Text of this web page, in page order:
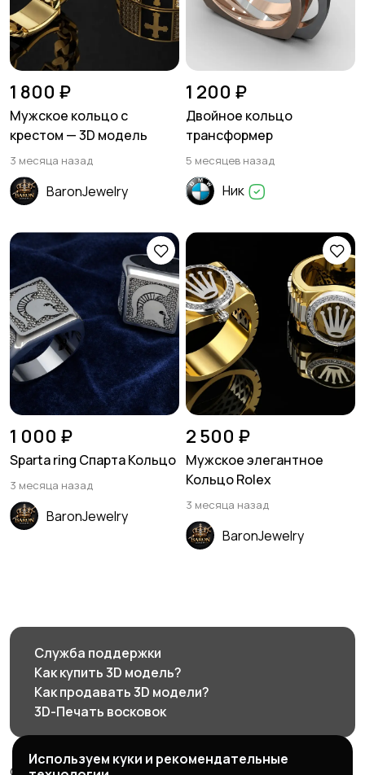
1 800 ₽
Мужское кольцо с
крестом — 3D модель
3 месяца назад
BaronJewelry
1 200 ₽
Двойное кольцо
трансформер
5 месяцев назад
Ник
1 000 ₽
Sparta ring Спарта Кольцо
3 месяца назад
BaronJewelry
2 500 ₽
Мужское элегантное
Кольцо Rolex
3 месяца назад
BaronJewelry
Служба поддержки
Как купить 3D модель?
Как продавать 3D модели?
3D-Печать восковок
Используем куки и рекомендательные